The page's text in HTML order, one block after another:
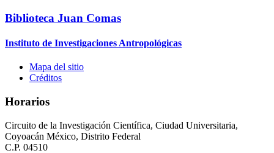
Biblioteca Juan Comas
Instituto de Investigaciones Antropológicas
Mapa del sitio
Créditos
Horarios
Circuito de la Investigación Científica, Ciudad Universitaria,
Coyoacán México, Distrito Federal
C.P. 04510